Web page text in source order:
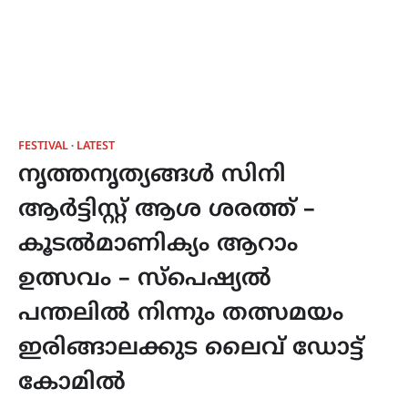
FESTIVAL LATEST
നൃത്തനൃത്യങ്ങൾ സിനി
ആർട്ടിസ്റ്റ് ആശ ശരത്ത് –
കൂടൽമാണിക്യം ആറാം
ഉത്സവം – സ്പെഷ്യൽ
പന്തലിൽ നിന്നും തത്സമയം
ഇരിങ്ങാലക്കുട ലൈവ് ഡോട്ട്
കോമിൽ